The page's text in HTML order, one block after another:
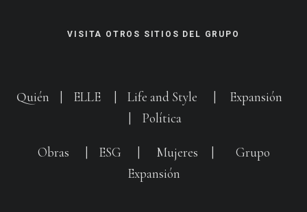
VISITA OTROS SITIOS DEL GRUPO
Quién | ELLE | Life and Style | Expansión
| Política
Obras | ESG | Mujeres | Grupo
Expansión